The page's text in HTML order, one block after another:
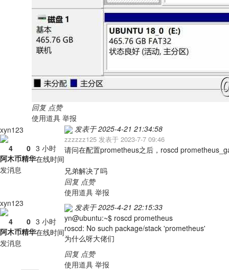
回复 点赞
使用道具 举报
xyn123
4
阿木币
0
精华
3 小时
在线时间
发消息
发表于 2025-4-21 21:34:58
zzzzzz125 发表于 2023-7-7 09:46
请问在配置prometheus之后，roscd
兄弟解决了吗
回复 点赞
使用道具 举报
xyn123
4
阿木币
0
精华
3 小时
在线时间
发消息
发表于 2025-4-21 22:15:33
yn@ubuntu:~$ roscd prometheus
roscd: No such package/stack 'prometheus'
为什么呀大佬们
回复 点赞
使用道具 举报